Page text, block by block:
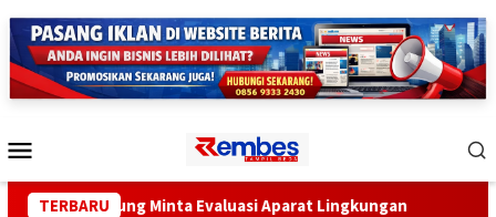
ke
konten
Mobile
TERBARUMinta Evaluasi Aparat Lingkungan Lampung